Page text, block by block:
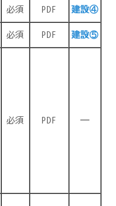
必須 PDF 建設④
必須 PDF 建設⑤
必須 PDF ―